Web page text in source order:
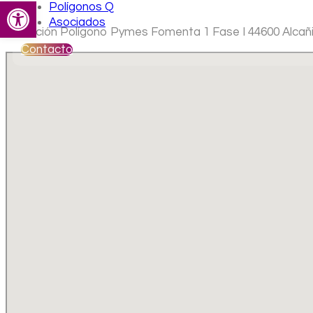
Abrir barra de herramientas
Polígonos Q
Asociados
Contacto
Ubicación Polígono Pymes Fomenta 1 Fase I 44600